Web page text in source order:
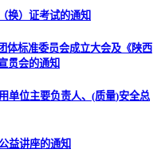
换）证考试的通知
体标准委员会成立大会及《陕西
贯会的通知
单位主要负责人、(质量)安全总
益讲座的通知